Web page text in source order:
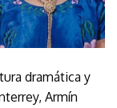
dramática y
Armín